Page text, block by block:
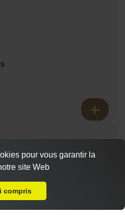
Panier Compte
fermé
pour vous garantir la
site Web
compris